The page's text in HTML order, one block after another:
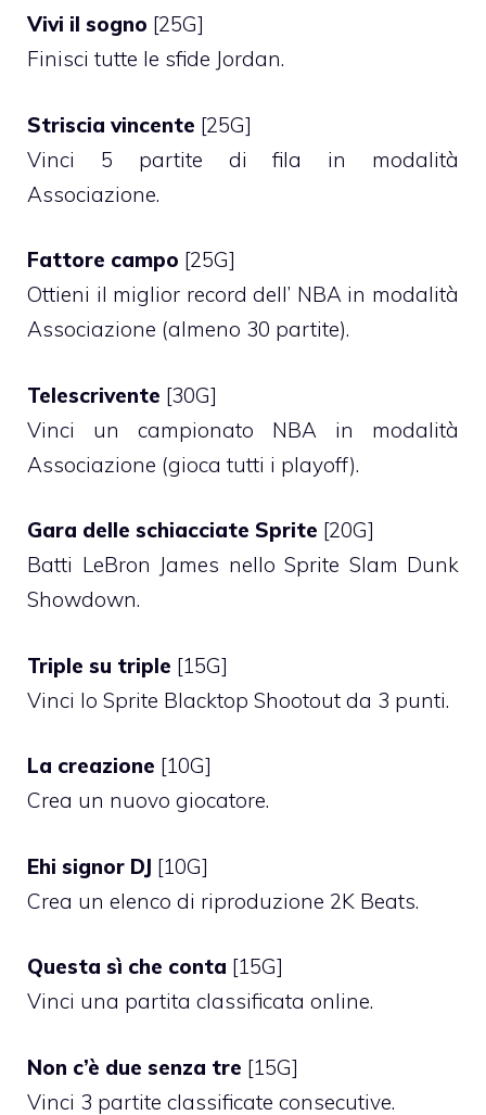
Vivi il sogno [25G]
Finisci tutte le sfide Jordan.
Striscia vincente [25G]
Vinci 5 partite di fila in modalità
Associazione.
Fattore campo [25G]
Ottieni il miglior record dell’ NBA in modalità
Associazione (almeno 30 partite).
Telescrivente [30G]
Vinci un campionato NBA in modalità
Associazione (gioca tutti i playoff).
Gara delle schiacciate Sprite [20G]
Batti LeBron James nello Sprite Slam Dunk
Showdown.
Triple su triple [15G]
Vinci lo Sprite Blacktop Shootout da 3 punti.
La creazione [10G]
Crea un nuovo giocatore.
Ehi signor DJ [10G]
Crea un elenco di riproduzione 2K Beats.
Questa sì che conta [15G]
Vinci una partita classificata online.
Non c’è due senza tre [15G]
Vinci 3 partite classificate consecutive.